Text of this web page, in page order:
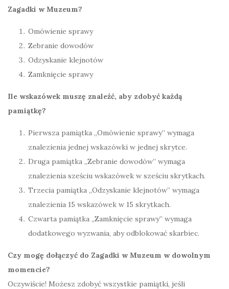
Zagadki w Muzeum?
Omówienie sprawy
Zebranie dowodów
Odzyskanie klejnotów
Zamknięcie sprawy
Ile wskazówek muszę znaleźć, aby zdobyć każdą
pamiątkę?
Pierwsza pamiątka „Omówienie sprawy” wymaga
znalezienia jednej wskazówki w jednej skrytce.
Druga pamiątka „Zebranie dowodów” wymaga
znalezienia sześciu wskazówek w sześciu skrytkach.
Trzecia pamiątka „Odzyskanie klejnotów” wymaga
znalezienia 15 wskazówek w 15 skrytkach.
Czwarta pamiątka „Zamknięcie sprawy” wymaga
dodatkowego wyzwania, aby odblokować skarbiec.
Czy mogę dołączyć do Zagadki w Muzeum w dowolnym
momencie?
Oczywiście! Możesz zdobyć wszystkie pamiątki, jeśli